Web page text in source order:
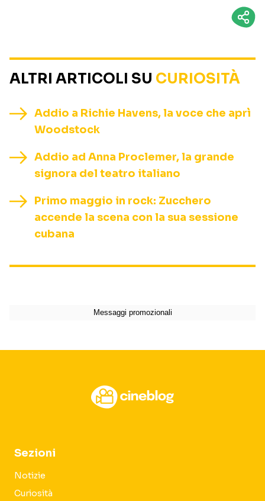
ALTRI ARTICOLI SU CURIOSITÀ
Addio a Richie Havens, la voce che aprì
Woodstock
Addio ad Anna Proclemer, la grande
signora del teatro italiano
Primo maggio in rock: Zucchero
accende la scena con la sua sessione
cubana
Sezioni
Notizie
Curiosità